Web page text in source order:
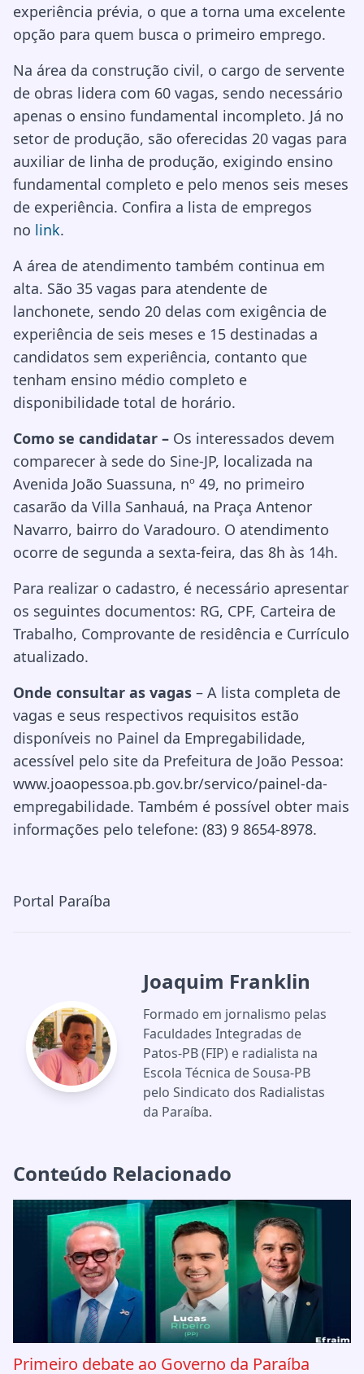
experiência prévia, o que a torna uma excelente
opção para quem busca o primeiro emprego.
Na área da construção civil, o cargo de servente
de obras lidera com 60 vagas, sendo necessário
apenas o ensino fundamental incompleto. Já no
setor de produção, são oferecidas 20 vagas para
auxiliar de linha de produção, exigindo ensino
fundamental completo e pelo menos seis meses
de experiência. Confira a lista de empregos
no link.
A área de atendimento também continua em
alta. São 35 vagas para atendente de
lanchonete, sendo 20 delas com exigência de
experiência de seis meses e 15 destinadas a
candidatos sem experiência, contanto que
tenham ensino médio completo e
disponibilidade total de horário.
Como se candidatar – Os interessados devem
comparecer à sede do Sine-JP, localizada na
Avenida João Suassuna, nº 49, no primeiro
casarão da Villa Sanhauá, na Praça Antenor
Navarro, bairro do Varadouro. O atendimento
ocorre de segunda a sexta-feira, das 8h às 14h.
Para realizar o cadastro, é necessário apresentar
os seguintes documentos: RG, CPF, Carteira de
Trabalho, Comprovante de residência e Currículo
atualizado.
Onde consultar as vagas – A lista completa de
vagas e seus respectivos requisitos estão
disponíveis no Painel da Empregabilidade,
acessível pelo site da Prefeitura de João Pessoa:
www.joaopessoa.pb.gov.br/servico/painel-da-
empregabilidade. Também é possível obter mais
informações pelo telefone: (83) 9 8654-8978.
Portal Paraíba
Joaquim Franklin
Formado em jornalismo pelas
Faculdades Integradas de
Patos-PB (FIP) e radialista na
Escola Técnica de Sousa-PB
pelo Sindicato dos Radialistas
da Paraíba.
Conteúdo Relacionado
Primeiro debate ao Governo da Paraíba